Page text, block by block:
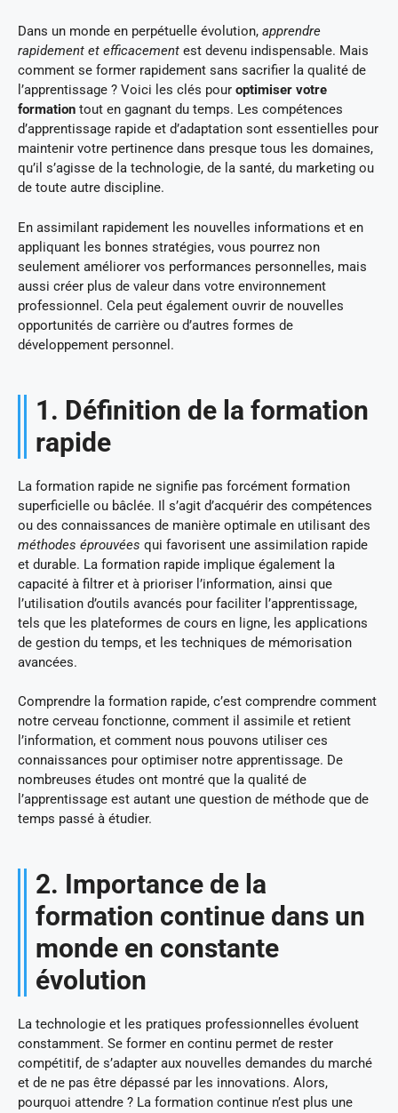
Dans un monde en perpétuelle évolution, apprendre
rapidement et efficacement est devenu indispensable. Mais
comment se former rapidement sans sacrifier la qualité de
l’apprentissage ? Voici les clés pour optimiser votre
formation tout en gagnant du temps. Les compétences
d’apprentissage rapide et d’adaptation sont essentielles pour
maintenir votre pertinence dans presque tous les domaines,
qu’il s’agisse de la technologie, de la santé, du marketing ou
de toute autre discipline.
En assimilant rapidement les nouvelles informations et en
appliquant les bonnes stratégies, vous pourrez non
seulement améliorer vos performances personnelles, mais
aussi créer plus de valeur dans votre environnement
professionnel. Cela peut également ouvrir de nouvelles
opportunités de carrière ou d’autres formes de
développement personnel.
1. Définition de la formation
rapide
La formation rapide ne signifie pas forcément formation
superficielle ou bâclée. Il s’agit d’acquérir des compétences
ou des connaissances de manière optimale en utilisant des
méthodes éprouvées qui favorisent une assimilation rapide
et durable. La formation rapide implique également la
capacité à filtrer et à prioriser l’information, ainsi que
l’utilisation d’outils avancés pour faciliter l’apprentissage,
tels que les plateformes de cours en ligne, les applications
de gestion du temps, et les techniques de mémorisation
avancées.
Comprendre la formation rapide, c’est comprendre comment
notre cerveau fonctionne, comment il assimile et retient
l’information, et comment nous pouvons utiliser ces
connaissances pour optimiser notre apprentissage. De
nombreuses études ont montré que la qualité de
l’apprentissage est autant une question de méthode que de
temps passé à étudier.
2. Importance de la
formation continue dans un
monde en constante
évolution
La technologie et les pratiques professionnelles évoluent
constamment. Se former en continu permet de rester
compétitif, de s’adapter aux nouvelles demandes du marché
et de ne pas être dépassé par les innovations. Alors,
pourquoi attendre ? La formation continue n’est plus une